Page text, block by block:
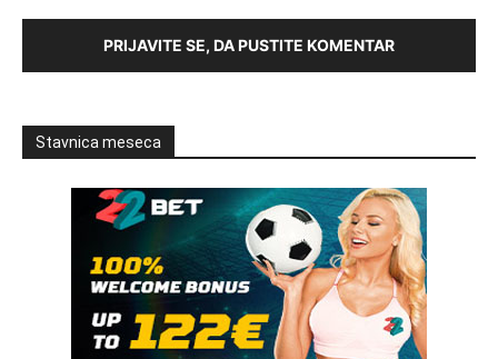
PRIJAVITE SE, DA PUSTITE KOMENTAR
Stavnica meseca